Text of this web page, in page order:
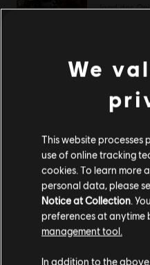
Jagd des
For Honor
Yasuke der
For Honor
Lord Ramiel
Soweit wir wissen
Staaten
We
This website
use of online tracking
cookies. To learn more
personal data, please
Notice at Collection .
preferences at anytime
management tool.
In addition to the